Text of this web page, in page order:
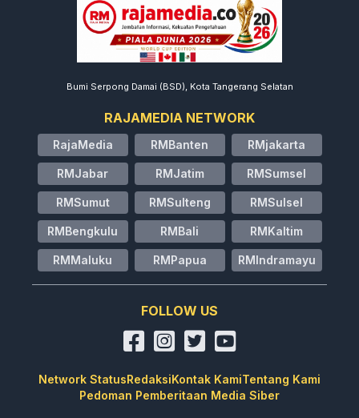
Bumi Serpong Damai (BSD), Kota Tangerang Selatan
RAJAMEDIA NETWORK
RajaMedia RMBanten RMjakarta
RMJabar RMJatim RMSumsel
RMSumut RMSulteng RMSulsel
RMBengkulu RMBali RMKaltim
RMMaluku RMPapua RMIndramayu
FOLLOW US
Network StatusRedaksiKontak KamiTentang Kami
Pedoman Pemberitaan Media Siber